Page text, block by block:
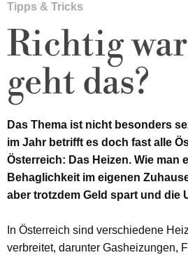
Tipps & Tricks
Richtig
geht das?
Das Thema ist nicht besonders
im Jahr betrifft es doch fast alle
Österreich: Das Heizen. Wie man
Behaglichkeit im eigenen
aber trotzdem Geld spart und die
In Österreich sind verschiedene
verbreitet, darunter Gasheizungen,